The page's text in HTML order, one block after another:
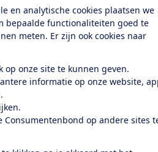
en analytische cookies plaatsen we
bepaalde functionaliteiten goed te
meten. Er zijn ook cookies naar
op onze site te kunnen geven.
informatie op onze website,
Consumentenbond op andere sites
Jaar
Bespaar
10%
Meeste
Volledig